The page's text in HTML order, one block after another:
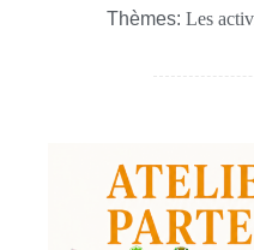
Thèmes: Les